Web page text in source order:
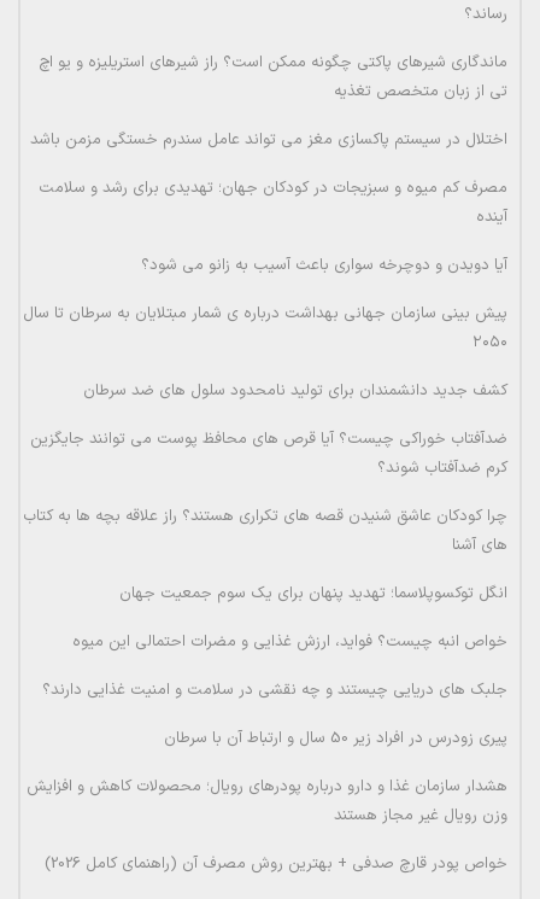
رساند؟
ماندگاری شیرهای پاکتی چگونه ممکن است؟ راز شیرهای استریلیزه و یو اچ
تی از زبان متخصص تغذیه
اختلال در سیستم پاکسازی مغز می تواند عامل سندرم خستگی مزمن باشد
مصرف کم میوه و سبزیجات در کودکان جهان؛ تهدیدی برای رشد و سلامت
آینده
آیا دویدن و دوچرخه سواری باعث آسیب به زانو می شود؟
پیش بینی سازمان جهانی بهداشت درباره ی شمار مبتلایان به سرطان تا سال
۲۰۵۰
کشف جدید دانشمندان برای تولید نامحدود سلول های ضد سرطان
ضدآفتاب خوراکی چیست؟ آیا قرص های محافظ پوست می توانند جایگزین
کرم ضدآفتاب شوند؟
چرا کودکان عاشق شنیدن قصه های تکراری هستند؟ راز علاقه بچه ها به کتاب
های آشنا
انگل توکسوپلاسما؛ تهدید پنهان برای یک سوم جمعیت جهان
خواص انبه چیست؟ فواید، ارزش غذایی و مضرات احتمالی این میوه
جلبک های دریایی چیستند و چه نقشی در سلامت و امنیت غذایی دارند؟
پیری زودرس در افراد زیر 50 سال و ارتباط آن با سرطان
هشدار سازمان غذا و دارو درباره پودرهای رویال؛ محصولات کاهش و افزایش
وزن رویال غیر مجاز هستند
خواص پودر قارچ صدفی + بهترین روش مصرف آن (راهنمای کامل 2026)